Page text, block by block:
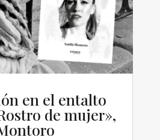
en el entalto
de mujer»,